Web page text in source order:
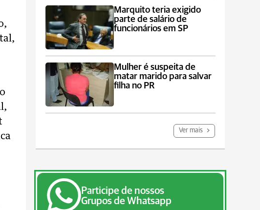
Marquito teria exigido
parte de salário de
funcionários em SP
Mulher é suspeita de
matar marido para salvar
filha no PR
Ver mais
Participe de nossos
Grupos de Whatsapp